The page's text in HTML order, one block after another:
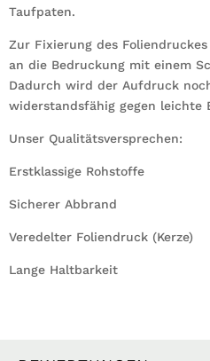
Taufpaten.
Zur Fixierung des
an die Bedruckung mit einem
Dadurch wird der Aufdruck
widerstandsfähig gegen leichte
Unser Qualitätsversprechen:
Erstklassige Rohstoffe
Sicherer Abbrand
Veredelter Foliendruck (Kerze)
Lange Haltbarkeit